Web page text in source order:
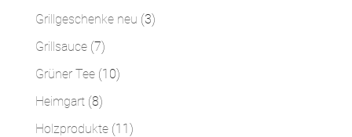
Produkte
Grillgeschenke neu 33
Grillsauce 77
Produkte
Grüner Tee 1010
Heimgart 88
Produkte
Holzprodukte 1111